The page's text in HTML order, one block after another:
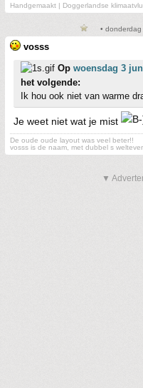
Handgemaakt | Doggerlandse
•
vosss
Op woensdag 3
het volgende:
Ik hou ook niet van warme
Je weet niet wat je mist
De oude oude layout was veel beter!!
vosss is de naam, met dubbel s
▼